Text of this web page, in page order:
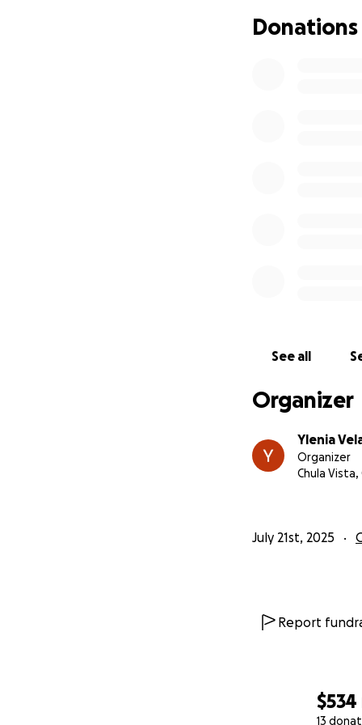
$534
13
Con una
también el arte,
Donations
See all
Organizer
Ylenia
Organizer
Chula Vista,
July 21st, 2025
Report